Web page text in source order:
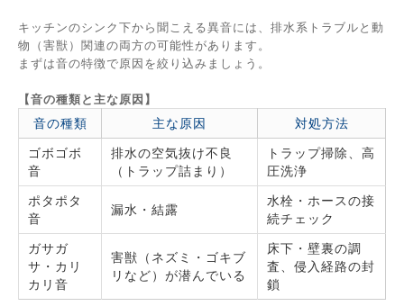
キッチンのシンク下から聞こえる異音には、排水系トラブルと動
物（害獣）関連の両方の可能性があります。
まずは音の特徴で原因を絞り込みましょう。
【音の種類と主な原因】
音の種類 主な原因
対処方法
ゴボゴボ
音
排水の空気抜け不良
（トラップ詰まり）
トラップ掃除、高
圧洗浄
ポタポタ
音
漏水・結露
水栓・ホースの接
続チェック
ガサガ
サ・カリ
カリ音
害獣（ネズミ・ゴキブ
リなど）が潜んでいる
床下・壁裏の調
査、侵入経路の封
鎖